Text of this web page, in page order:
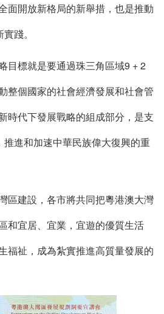
面開放新格局的新舉措，也是推動
踐。
目標就是要通過珠三角區域9 + 2
整個國家的社會經濟發展和社會管
時代下發展戰略的組成部分，是支
推進和加速中華民族偉大復興的重
區建設，各市將共同把粵港澳大灣
和宜居、宜業，宜遊的優質生活
福祉，成為紮實推進高質量發展的